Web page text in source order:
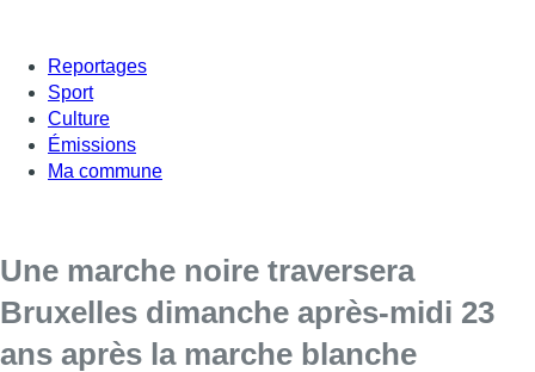
Reportages
Sport
Culture
Émissions
Ma commune
Une marche noire traversera
Bruxelles dimanche après-midi 23
ans après la marche blanche